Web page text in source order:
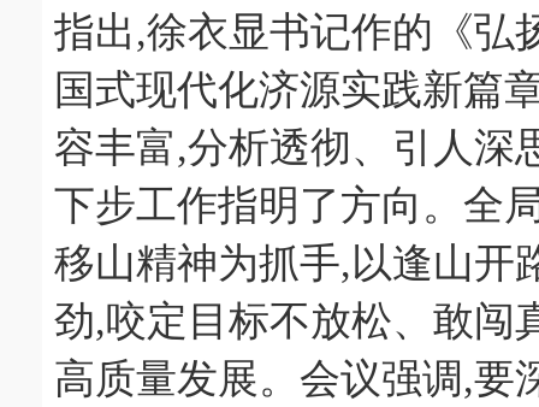
指出,徐衣显书记作的《弘
国式现代化济源实践新篇
容丰富,分析透彻、引人深
下步工作指明了方向。全
移山精神为抓手,以逢山开
劲,咬定目标不放松、敢闯
高质量发展。会议强调,要